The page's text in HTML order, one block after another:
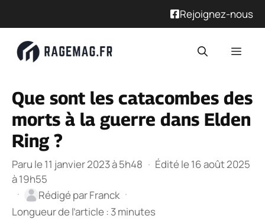
Rejoignez-nous
Que sont les catacombes des
morts à la guerre dans Elden
Ring ?
Paru le 11 janvier 2023 à 5h48 · Édité le 16 août 2025
à 19h55
·
Rédigé parFranck ·
Longueur de l’article : 3 minutes